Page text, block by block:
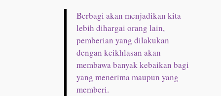
Berbagi akan menjadikan kita
lebih dihargai orang lain,
pemberian yang dilakukan
dengan keikhlasan akan
membawa banyak kebaikan bagi
yang menerima maupun yang
memberi.